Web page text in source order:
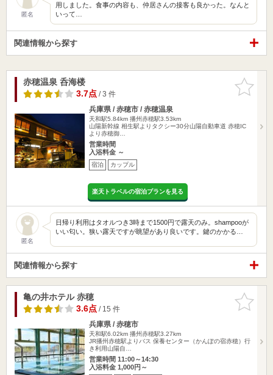
匿名
用しました。食事の内容も、仲居さんの接客も良かった。なんと
いって…
関連情報から探す
お気に入
りに追加
赤穂温泉 呑海楼
3.7点/ 3 件
兵庫県 / 赤穂市 / 赤穂温泉
天和駅5.84km 播州赤穂駅3.53km
山陽新幹線 相生駅よりタクシー30分山陽自動車道 赤穂IC
より赤穂御…
営業時間
入浴料金 ～
宿泊 カップル
楽天トラベルの宿泊プランを見る
匿名
日帰り利用はタオルつき3時まで1500円で露天のみ。shampooが
いい匂い。狭い露天ですが眺望があり良いです。鍵のかかる…
関連情報から探す
お気に入
りに追加
亀の井ホテル 赤穂
3.6点/ 15 件
兵庫県 / 赤穂市
天和駅6.02km 播州赤穂駅3.27km
JR播州赤穂駅よりバス 保養センター（かんぽの宿赤穂）行
き利用山陽自…
営業時間 11:00～14:30
入浴料金 1,000円～